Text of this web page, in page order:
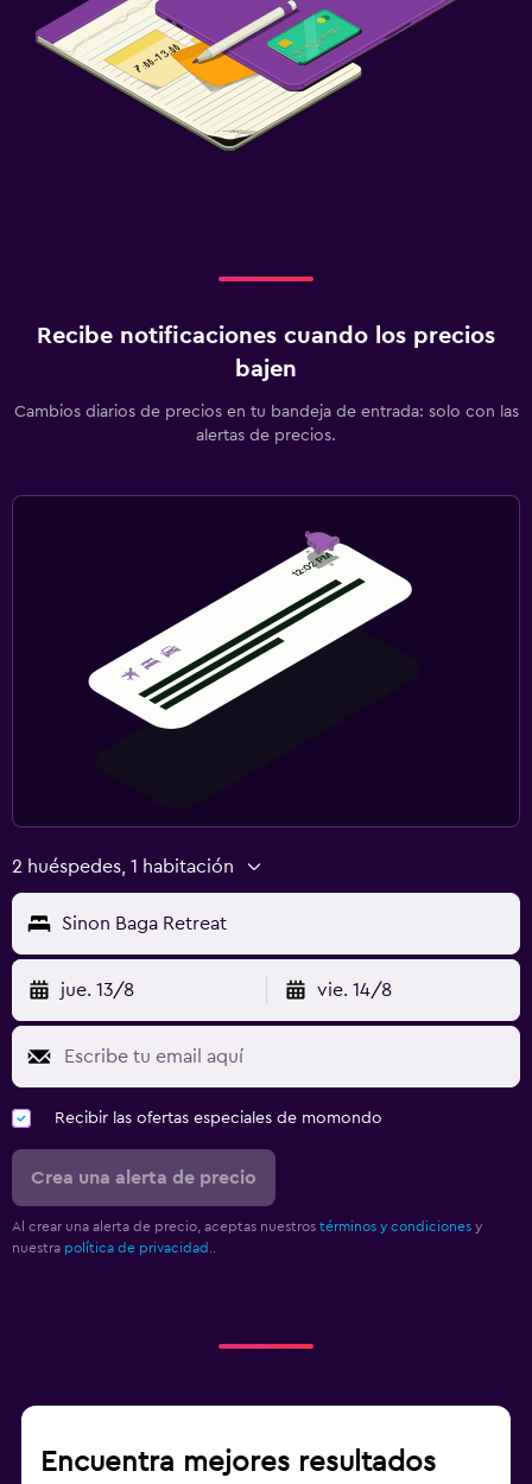
Recibe notificaciones cuando los precios
bajen
Cambios diarios de precios en tu bandeja de entrada: solo con las
alertas de precios.
2 huéspedes, 1 habitación
Sinon Baga Retreat
jue. 13/8 vie. 14/8
Recibir las ofertas especiales de momondo
Crea una alerta de precio
Al crear una alerta de precio, aceptas nuestros términos y condiciones y
nuestra política de privacidad.
Encuentra mejores resultados